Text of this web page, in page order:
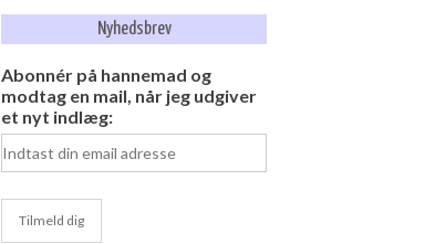
Nyhedsbrev
Abonnér på hannemad og
modtag en mail, når jeg udgiver
et nyt indlæg: